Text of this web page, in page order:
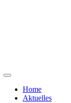
Home
Aktuelles